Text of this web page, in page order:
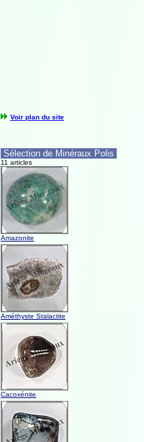
Voir plan du site
Sélection de Minéraux Polis
11 articles
Amazonite
Améthyste Stalactite
Cacoxénite